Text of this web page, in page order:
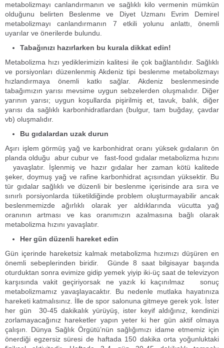
metabolizmayı canlandırmanın ve sağlıklı kilo vermenin mümkün
olduğunu belirten Beslenme ve Diyet Uzmanı Evrim Demirel
metabolizmayı canlandırmanın 7 etkili yolunu anlattı, önemli
uyarılar ve önerilerde bulundu.
Tabağınızı hazırlarken bu kurala dikkat edin!
Metabolizma hızı yediklerimizin kalitesi ile çok bağlantılıdır. Sağlıklı
ve porsiyonları düzenlenmiş Akdeniz tipi beslenme metabolizmayı
hızlandırmaya önemli katkı sağlar. Akdeniz beslenmesinde
tabağımızın yarısı mevsime uygun sebzelerden oluşmalıdır. Diğer
yarının yarısı; uygun koşullarda pişirilmiş et, tavuk, balık, diğer
yarısı da sağlıklı karbonhidratlardan (bulgur, tam buğday, çavdar
vb) oluşmalıdır.
Bu gıdalardan uzak durun
Aşırı işlem görmüş yağ ve karbonhidrat oranı yüksek gıdaların ön
planda olduğu abur cubur ve fast-food gıdalar metabolizma hızını
yavaşlatır. İşlenmiş ve hazır gıdalar her zaman kötü kalitede
şeker, doymuş yağ ve rafine karbonhidrat açısından yüksektir. Bu
tür gıdalar sağlıklı ve düzenli bir beslenme içerisinde ara sıra ve
sınırlı porsiyonlarda tüketildiğinde problem oluşturmayabilir ancak
beslenmemizde ağırlıklı olarak yer aldıklarında vücutta yağ
oranının artması ve kas oranımızın azalmasına bağlı olarak
metabolizma hızını yavaşlatır.
Her gün düzenli hareket edin
Gün içerinde hareketsiz kalmak metabolizma hızımızı düşüren en
önemli sebeplerinden biridir. Günde 8 saat bilgisayar başında
oturduktan sonra evimize gidip yemek yiyip iki-üç saat de televizyon
karşısında vakit geçiriyorsak ne yazık ki kaçınılmaz sonuç
metabolizmamız yavaşlayacaktır. Bu nedenle mutlaka hayatınıza
hareketi katmalısınız. İlle de spor salonuna gitmeye gerek yok. İster
her gün 30-45 dakikalık yürüyüş, ister keyif aldığınız, kendinizi
zorlamayacağınız hareketler yapın yeter ki her gün aktif olmaya
çalışın. Dünya Sağlık Örgütü’nün sağlığımızı idame etmemiz için
önerdiği egzersiz süresi de haftada 150 dakika orta yoğunluktaki